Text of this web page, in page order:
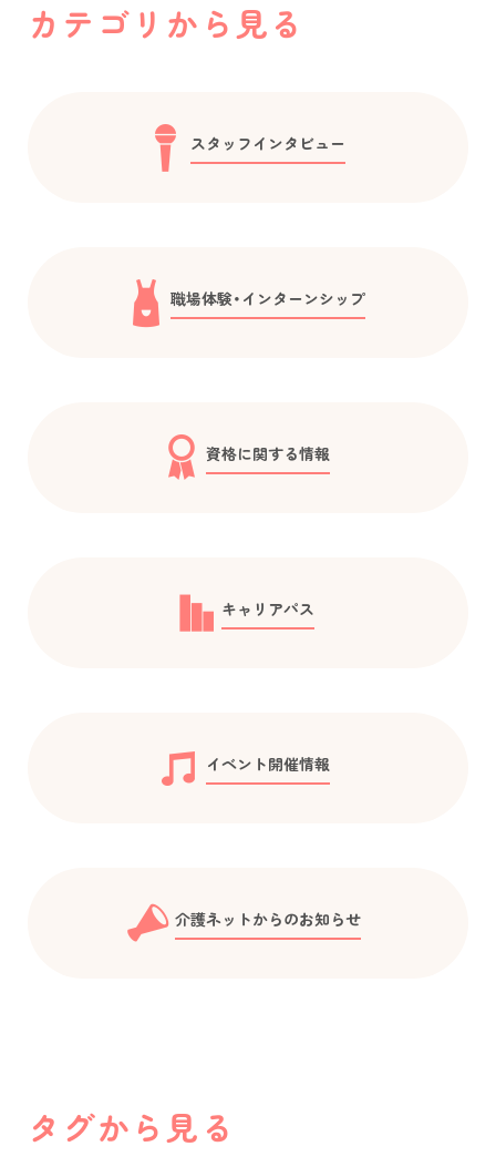
カテゴリから見る
スタッフインタビュー
職場体験・インターンシップ
資格に関する情報
キャリアパス
イベント開催情報
介護ネットからのお知らせ
タグから見る